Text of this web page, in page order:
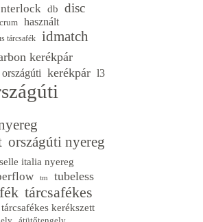
db disc
használt
tárcsafék idmatch
kerékpár
kerékpár l3
országúti nyereg
selle italia nyereg
tm
tubeless
tárcsafékes
tárcsafékes kerékszett